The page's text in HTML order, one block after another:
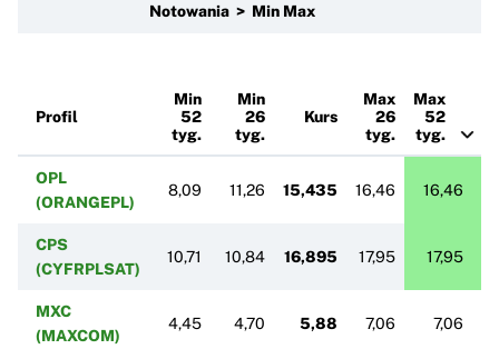
Notowania > Min Max
Profil
Min
52
tyg.
Min
26
tyg.
Kurs
Max
26
tyg.
Max
52
tyg.
OPL
(ORANGEPL)
8,09 11,26 15,435 16,46 16,46
CPS
(CYFRPLSAT)
10,71 10,84 16,895 17,95 17,95
MXC
(MAXCOM)
4,45 4,70 5,88 7,06 7,06